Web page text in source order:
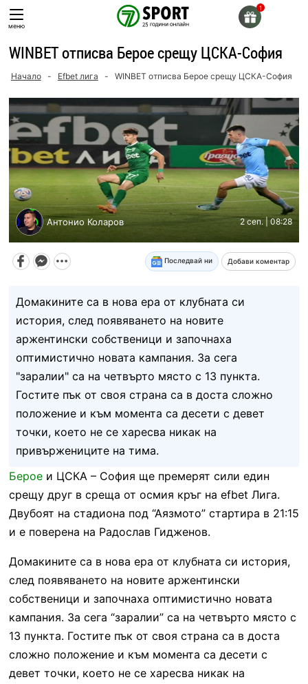
Skip
toменю
WINBET отписва Берое срещу ЦСКА-София
Начало - Efbet лига - WINBET отписва Берое срещу ЦСКА-София
Антонио Коларов 2 сеп. | 08:28
Последвай ни Добави коментар
Домакините са в нова ера от клубната си
история, след появяването на новите
аржентински собственици и започнаха
оптимистично новата кампания. За сега
"заралии" са на четвърто място с 13 пункта.
Гостите пък от своя страна са в доста сложно
положение и към момента са десети с девет
точки, което не се харесва никак на
привържениците на тима.
Бероеи ЦСКА – София ще премерят сили един
срещу друг в среща от осмия кръг на efbet Лига.
Двубоят на стадиона под “Аязмото” стартира в 21:15
и е поверена на Радослав Гидженов.
Домакините са в нова ера от клубната си история,
след появяването на новите аржентински
собственици и започнаха оптимистично новата
кампания. За сега “заралии” са на четвърто място с
13 пункта. Гостите пък от своя страна са в доста
сложно положение и към момента са десети с
девет точки, което не се харесва никак на